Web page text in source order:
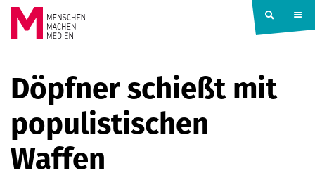
Springe zum Inhalt
MACHEN
MEDIEN
Döpfner schießt mit
populistischen
Waffen